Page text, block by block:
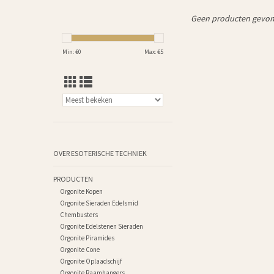
Min: €0 Max: €5
OVER ESOTERISCHE TECHNIEK
PRODUCTEN
Orgonite Kopen
Orgonite Sieraden Edelsmid
Chembusters
Orgonite Edelstenen Sieraden
Orgonite Piramides
Orgonite Cone
Orgonite Oplaadschijf
Geen producten